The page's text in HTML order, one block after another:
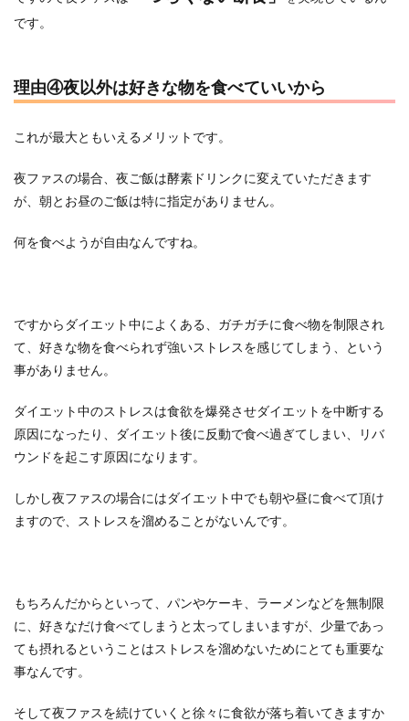
です。
理由④夜以外は好きな物を食べていいから
これが最大ともいえるメリットです。
夜ファスの場合、夜ご飯は酵素ドリンクに変えていただきます
が、朝とお昼のご飯は特に指定がありません。
何を食べようが自由なんですね。
ですからダイエット中によくある、ガチガチに食べ物を制限され
て、好きな物を食べられず強いストレスを感じてしまう、という
事がありません。
ダイエット中のストレスは食欲を爆発させダイエットを中断する
原因になったり、ダイエット後に反動で食べ過ぎてしまい、リバ
ウンドを起こす原因になります。
しかし夜ファスの場合にはダイエット中でも朝や昼に食べて頂け
ますので、ストレスを溜めることがないんです。
もちろんだからといって、パンやケーキ、ラーメンなどを無制限
に、好きなだけ食べてしまうと太ってしまいますが、少量であっ
ても摂れるということはストレスを溜めないためにとても重要な
事なんです。
そして夜ファスを続けていくと徐々に食欲が落ち着いてきますか